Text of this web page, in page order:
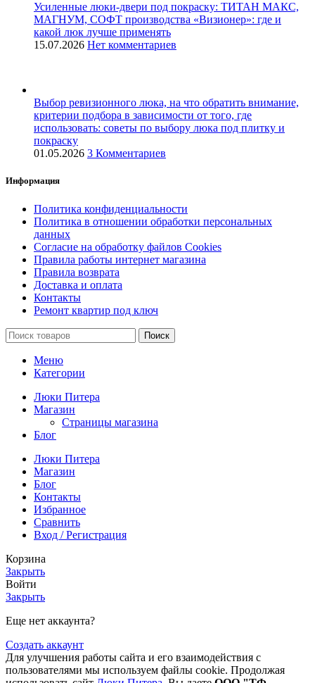
Усиленные люки-двери под покраску: ТИТАН МАКС,
МАГНУМ, СОФТ производства «Визионер»: где и
какой люк лучше применять
15.07.2026 Нет комментариев
Выбор ревизионного люка, на что обратить внимание,
критерии подбора в зависимости от того, где
использовать: советы по выбору люка под плитку и
покраску
01.05.2026 3 Комментариев
Информация
Политика конфиденциальности
Политика в отношении обработки персональных
данных
Согласие на обработку файлов Cookies
Правила работы интернет магазина
Правила возврата
Доставка и оплата
Контакты
Ремонт квартир под ключ
Поиск
Меню
Категории
Люки Питера
Магазин
Страницы магазина
Блог
Люки Питера
Магазин
Блог
Контакты
Избранное
Сравнить
Вход / Регистрация
Корзина
Закрыть
Войти
Закрыть
Еще нет аккаунта?
Создать аккаунт
Для улучшения работы сайта и его взаимодействия с
пользователями мы используем файлы cookie. Продолжая